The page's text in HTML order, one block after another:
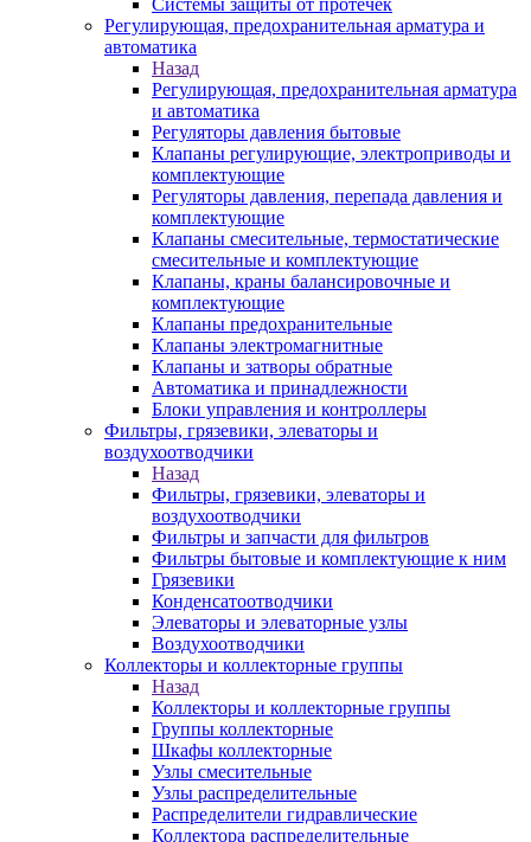
Системы защиты от протечек
Регулирующая, предохранительная арматура и
автоматика
Назад
Регулирующая, предохранительная арматура
и автоматика
Регуляторы давления бытовые
Клапаны регулирующие, электроприводы и
комплектующие
Регуляторы давления, перепада давления и
комплектующие
Клапаны смесительные, термостатические
смесительные и комплектующие
Клапаны, краны балансировочные и
комплектующие
Клапаны предохранительные
Клапаны электромагнитные
Клапаны и затворы обратные
Автоматика и принадлежности
Блоки управления и контроллеры
Фильтры, грязевики, элеваторы и
воздухоотводчики
Назад
Фильтры, грязевики, элеваторы и
воздухоотводчики
Фильтры и запчасти для фильтров
Фильтры бытовые и комплектующие к ним
Грязевики
Конденсатоотводчики
Элеваторы и элеваторные узлы
Воздухоотводчики
Коллекторы и коллекторные группы
Назад
Коллекторы и коллекторные группы
Группы коллекторные
Шкафы коллекторные
Узлы смесительные
Узлы распределительные
Распределители гидравлические
Коллектора распределительные